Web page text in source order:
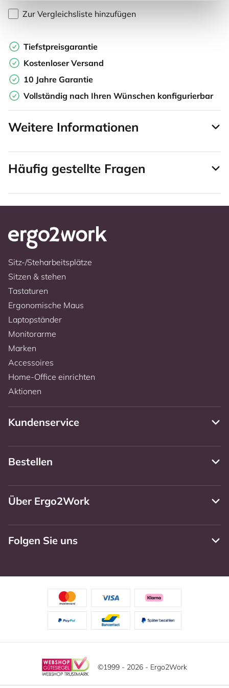
Zur Vergleichsliste hinzufügen
Tiefstpreisgarantie
Kostenloser Versand
10 Jahre Garantie
Vollständig nach Ihren Wünschen konfigurierbar
Weitere Informationen
Häufig gestellte Fragen
Sitz-/Steharbeitsplätze
Sitzen & stehen
Tastaturen
Ergonomische Maus
Laptopständer
Monitorarme
Marken
Accessoires
Home-Office einrichten
Aktionen
Kundenservice
Bestellen
Über Ergo2Work
Folgen Sie uns
©1999 - 2026 - Ergo2Work